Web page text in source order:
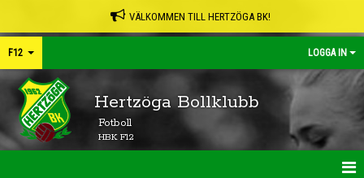
VÄLKOMMEN TILL HERTZÖGA BK!
F12 LOGGA IN
Hertzöga Bollklubb
Fotboll
HBK F12